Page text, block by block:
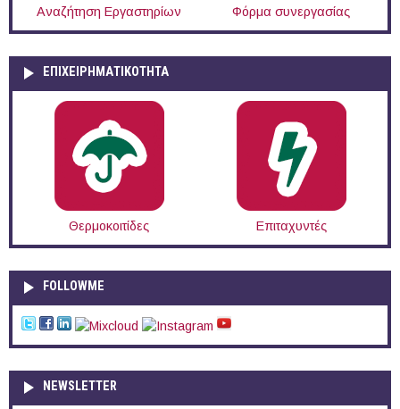
Αναζήτηση Εργαστηρίων Φόρμα συνεργασίας
ΕΠΙΧΕΙΡΗΜΑΤΙΚΟΤΗΤΑ
Θερμοκοιτίδες Επιταχυντές
FOLLOWME
NEWSLETTER